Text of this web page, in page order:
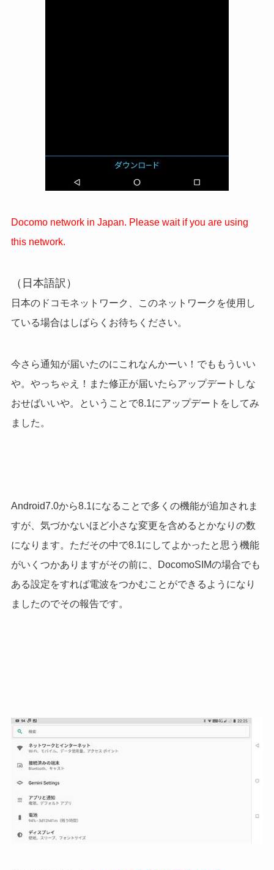
Docomo network in Japan. Please wait if you are using
this network.
（日本語訳）
日本のドコモネットワーク、このネットワークを使用し
ている場合はしばらくお待ちください。
今さら通知が届いたのにこれなんかーい！でももういい
や。やっちゃえ！また修正が届いたらアップデートしな
おせばいいや。ということで8.1にアップデートをしてみ
ました。
Android7.0から8.1になることで多くの機能が追加されま
すが、気づかないほど小さな変更を含めるとかなりの数
になります。ただその中で8.1にしてよかったと思う機能
がいくつかありますがその前に、DocomoSIMの場合でも
ある設定をすれば電波をつかむことができるようになり
ましたのでその報告です。